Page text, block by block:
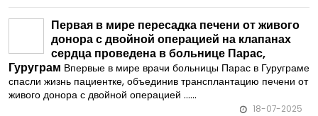
Первая в мире пересадка печени от живого
донора с двойной операцией на клапанах
сердца проведена в больнице Парас,
Гуруграм Впервые в мире врачи больницы Парас в Гуруграме
спасли жизнь пациентке, объединив трансплантацию печени от
живого донора с двойной операцией ......
18-07-2025